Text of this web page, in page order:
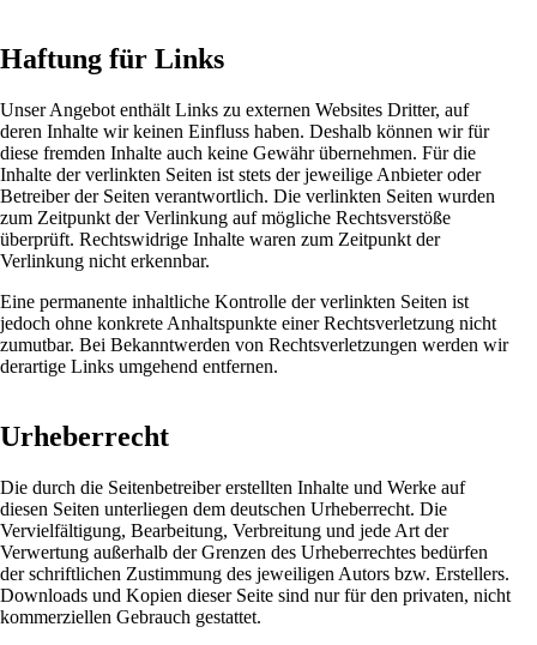
Haftung für Links
Unser Angebot enthält Links zu externen Websites Dritter, auf
deren Inhalte wir keinen Einfluss haben. Deshalb können wir für
diese fremden Inhalte auch keine Gewähr übernehmen. Für die
Inhalte der verlinkten Seiten ist stets der jeweilige Anbieter oder
Betreiber der Seiten verantwortlich. Die verlinkten Seiten wurden
zum Zeitpunkt der Verlinkung auf mögliche Rechtsverstöße
überprüft. Rechtswidrige Inhalte waren zum Zeitpunkt der
Verlinkung nicht erkennbar.
Eine permanente inhaltliche Kontrolle der verlinkten Seiten ist
jedoch ohne konkrete Anhaltspunkte einer Rechtsverletzung nicht
zumutbar. Bei Bekanntwerden von Rechtsverletzungen werden wir
derartige Links umgehend entfernen.
Urheberrecht
Die durch die Seitenbetreiber erstellten Inhalte und Werke auf
diesen Seiten unterliegen dem deutschen Urheberrecht. Die
Vervielfältigung, Bearbeitung, Verbreitung und jede Art der
Verwertung außerhalb der Grenzen des Urheberrechtes bedürfen
der schriftlichen Zustimmung des jeweiligen Autors bzw. Erstellers.
Downloads und Kopien dieser Seite sind nur für den privaten, nicht
kommerziellen Gebrauch gestattet.